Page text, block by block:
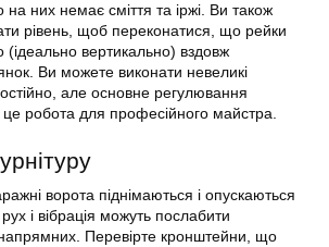
них немає сміття та іржі. Ви також
рівень, щоб переконатися, що рейки
(ідеально вертикально) вздовж
Ви можете виконати невеликі
але основне регулювання
робота для професійного майстра.
ворота піднімаються і опускаються
рух і вібрація можуть послабити
напрямних. Перевірте кронштейни, що